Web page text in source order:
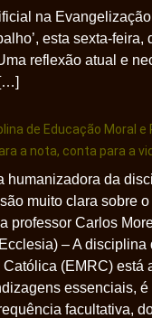
na
esta sexta-feira,
reflexão atual e
de Educação Moral e
a nota, conta para a
humanizadora da
muito clara sobre
professor Carlos
– A disciplina
(EMRC) está
essenciais, é
facultativa,